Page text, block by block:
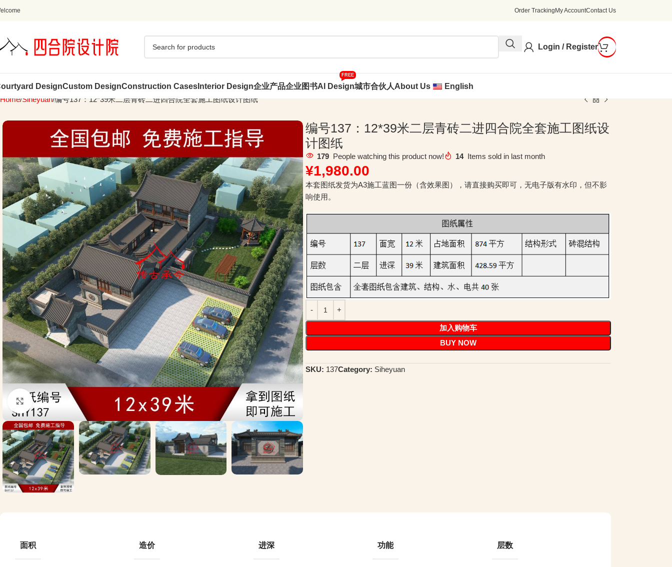
Order Tracking My AccountContact Us
Login / Register
DesignCustom DesignConstruction Cases Interior Design企业产品企业图书AI Design
FREE
城市合伙人About Us
English
Home Siheyuan 编号137：12*39米二层青砖二进四合院全套施工图纸设计图纸
Click to enlarge
编号137：12*39米二层青砖二进四合院全套施工图纸设
计图纸
179 People watching this product now! 14 Items sold in last month
¥1,980.00
本套图纸发货为A3施工蓝图一份（含效果图），请直接购买即可，无电子版有水印，但不影
响使用。
加入购物车
BUY NOW
SKU: 137Category: Siheyuan
面积 造价 进深 功能 层数